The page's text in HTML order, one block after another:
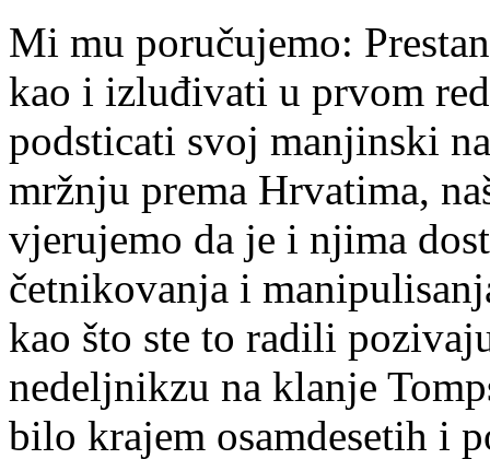
Mi mu poručujemo:
kao i izluđivati u prvom
podsticati svoj manjinski
mržnju prema Hrvatima,
vjerujemo da je i njima
četnikovanja i
kao što ste to radili
nedeljnikzu na klanje
bilo krajem osamdesetih i